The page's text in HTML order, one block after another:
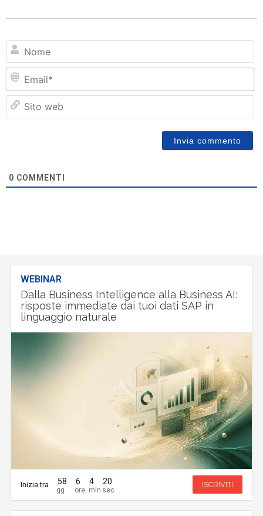
0 COMMENTI
WEBINAR
Dalla Business Intelligence alla Business AI:
risposte immediate dai tuoi dati SAP in
linguaggio naturale
Inizia tra 58 6 4 19 ISCRIVITI